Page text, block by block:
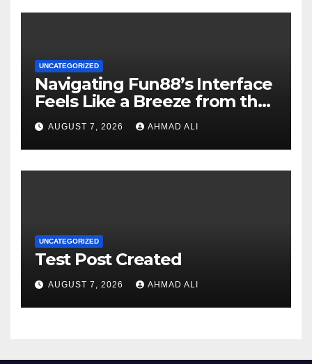
UNCATEGORIZED
Navigating Fun88’s Interface
Feels Like a Breeze from the
Start
AUGUST 7, 2026 AHMAD ALI
UNCATEGORIZED
Test Post Created
AUGUST 7, 2026 AHMAD ALI